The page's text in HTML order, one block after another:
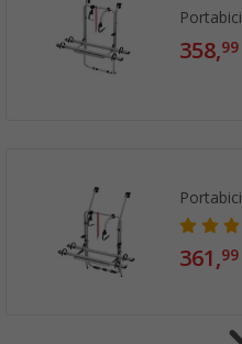
358,99
361,99